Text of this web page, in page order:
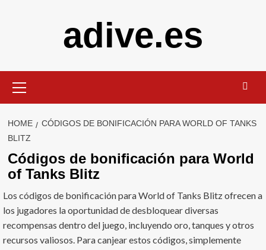
adive.es
Menu
HOME
CÓDIGOS DE BONIFICACIÓN PARA WORLD OF TANKS
BLITZ
Códigos de bonificación para World
of Tanks Blitz
Los códigos de bonificación para World of Tanks Blitz ofrecen a
los jugadores la oportunidad de desbloquear diversas
recompensas dentro del juego, incluyendo oro, tanques y otros
recursos valiosos. Para canjear estos códigos, simplemente